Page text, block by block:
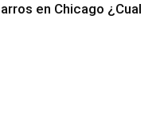
en Chicago ¿Cual